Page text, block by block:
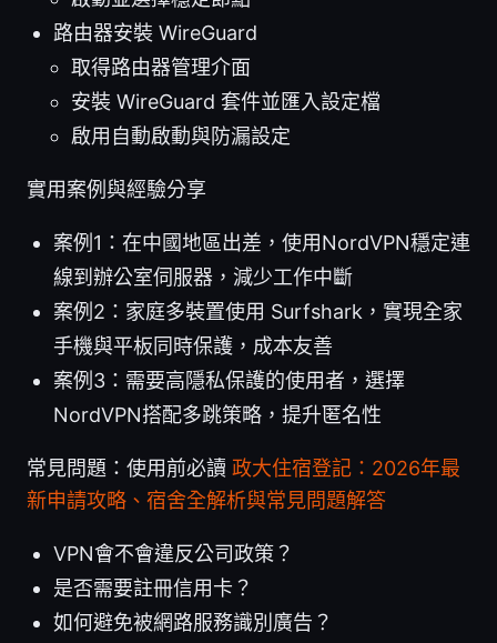
路由器安裝 WireGuard
取得路由器管理介面
安裝 WireGuard 套件並匯入設定檔
啟用自動啟動與防漏設定
實用案例與經驗分享
案例1：在中國地區出差，使用NordVPN穩定連
線到辦公室伺服器，減少工作中斷
案例2：家庭多裝置使用 Surfshark，實現全家
手機與平板同時保護，成本友善
案例3：需要高隱私保護的使用者，選擇
NordVPN搭配多跳策略，提升匿名性
常見問題：使用前必讀 政大住宿登記：2026年最
新申請攻略、宿舍全解析與常見問題解答
VPN會不會違反公司政策？
是否需要註冊信用卡？
如何避免被網路服務識別廣告？